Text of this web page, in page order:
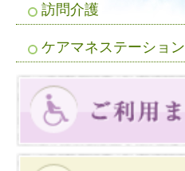
訪問介護
ケアマネステーション